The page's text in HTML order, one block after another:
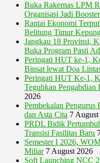
Buka Rakernas LPM
Organisasi Jadi
Rantai Ekonomi
Belitung Timur
Jangkau 18 Provinsi,
Buka Program Pasti
Peringati HUT ke-1,
Binsat lewat Doa
Peringati HUT Ke-1,
Teguhkan
2026
Pembekalan Pengurus
dan Asta Cita 7
PRDL Bidik
Transisi Fasilitas Baru
Semester I 2026,
Miliar 7 August 2026
Soft Launching NCC